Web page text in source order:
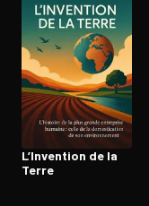
Ouvre l'app
L’Invention de la
Terre